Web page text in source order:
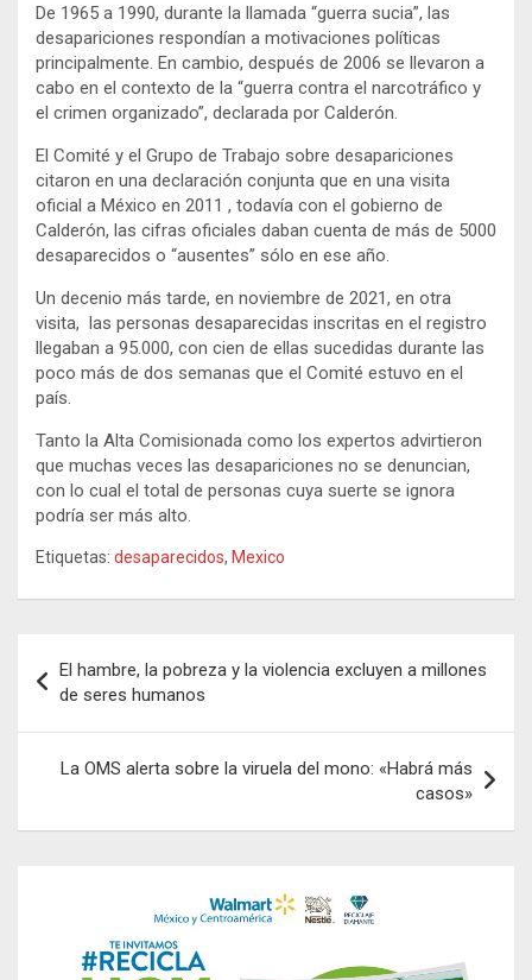
De 1965 a 1990, durante la llamada “guerra sucia”, las
desapariciones respondían a motivaciones políticas
principalmente. En cambio, después de 2006 se llevaron a
cabo en el contexto de la “guerra contra el narcotráfico y
el crimen organizado”, declarada por Calderón.
El Comité y el Grupo de Trabajo sobre desapariciones
citaron en una declaración conjunta que en una visita
oficial a México en 2011 , todavía con el gobierno de
Calderón, las cifras oficiales daban cuenta de más de 5000
desaparecidos o “ausentes” sólo en ese año.
Un decenio más tarde, en noviembre de 2021, en otra
visita, las personas desaparecidas inscritas en el registro
llegaban a 95.000, con cien de ellas sucedidas durante las
poco más de dos semanas que el Comité estuvo en el
país.
Tanto la Alta Comisionada como los expertos advirtieron
que muchas veces las desapariciones no se denuncian,
con lo cual el total de personas cuya suerte se ignora
podría ser más alto.
Etiquetas: desaparecidos, Mexico
de
entradas
El hambre, la pobreza y la violencia excluyen a millones
de seres humanos
La OMS alerta sobre la viruela del mono: «Habrá más
casos»